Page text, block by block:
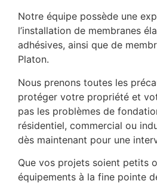
Notre équipe possède une
l’installation de membranes
adhésives, ainsi que de
Platon.
Nous prenons toutes les
protéger votre propriété et
pas les problèmes de
résidentiel, commercial ou
dès maintenant pour une
Que vos projets soient petits
équipements à la fine pointe